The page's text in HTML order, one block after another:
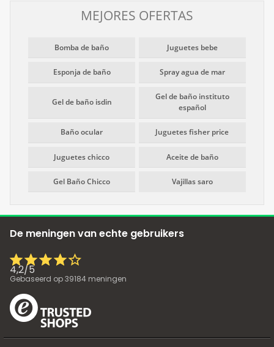
MEJORES OFERTAS
Bomba de baño Juguetes bebe
Esponja de baño Spray agua de mar
Gel de baño isdin
Gel de baño instituto
español
Baño ocular Juguetes fisher price
Juguetes chicco Aceite de baño
Gel Baño Chicco Vajillas saro
De meningen van echte gebruikers
4,2/5
Gebaseerd op39184 meningen